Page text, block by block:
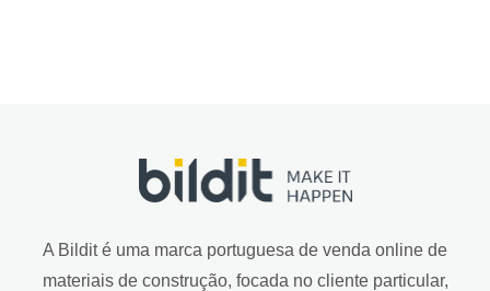
A Bildit é uma marca portuguesa de venda online de
materiais de construção, focada no cliente particular,